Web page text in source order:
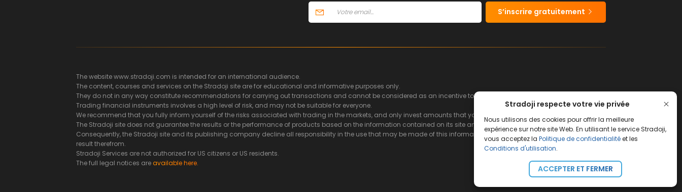
Stradoji respecte votre vie privée
Nous utilisons des cookies pour offrir la meilleure
expérience sur notre site Web. En utilisant le service Stradoji,
vous acceptez la Politique de confidentialitéet les
Conditions d'utilisation.
ACCEPTER ET FERMER
S’inscrire gratuitement
The website www.stradoji.com is intended for an international audience.
The content, courses and services on the Stradoji site are for educational and informative purposes only.
They do not in any way constitute recommendations for carrying out transactions and cannot be considered as an incentive to buy or sell financial instruments.
Trading financial instruments involves a high level of risk, and may not be suitable for everyone.
We recommend that you fully inform yourself of the risks associated with trading in the markets, and only invest amounts that you can afford to lose.
The Stradoji site does not guarantee the results or the performance of products based on the information contained on its site and its servers.
Consequently, the Stradoji site and its publishing company decline all responsibility in the use that may be made of this information and the consequences that may
result therefrom.
Stradoji Services are not authorized for US citizens or US residents.
The full legal notices areavailable here.